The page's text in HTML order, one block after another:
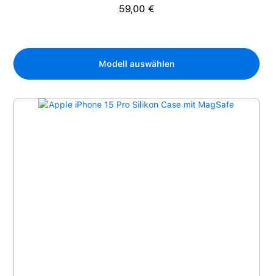
Regulärer Preis:
59,00 €
Modell auswählen